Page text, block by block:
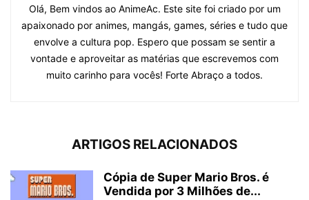
Olá, Bem vindos ao AnimeAc. Este site foi criado por um
apaixonado por animes, mangás, games, séries e tudo que
envolve a cultura pop. Espero que possam se sentir a
vontade e aproveitar as matérias que escrevemos com
muito carinho para vocês! Forte Abraço a todos.
ARTIGOS RELACIONADOS
Cópia de Super Mario Bros. é
Vendida por 3 Milhões de...